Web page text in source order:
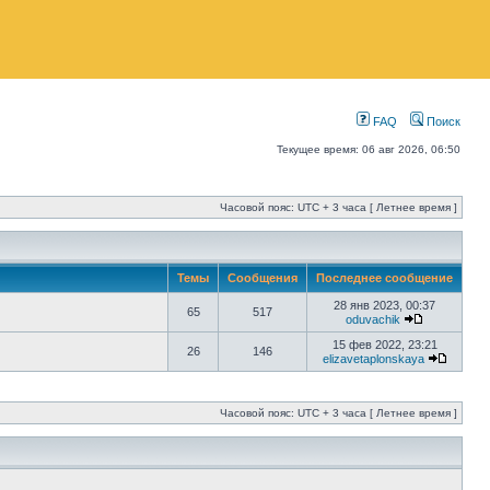
FAQ Поиск
Текущее время: 06 авг 2026, 06:50
Часовой пояс: UTC + 3 часа [ Летнее время ]
Темы Сообщения Последнее сообщение
65 517
28 янв 2023, 00:37
oduvachik
26 146
15 фев 2022, 23:21
elizavetaplonskaya
Часовой пояс: UTC + 3 часа [ Летнее время ]